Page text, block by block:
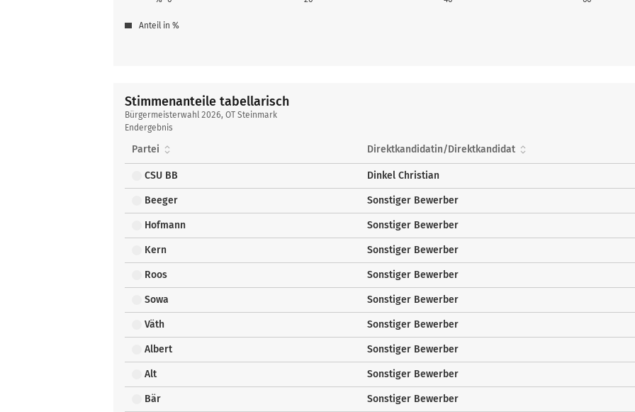
Anteil in %
Stimmenanteile tabellarisch
Stimmenanteile
tabellarisch
Bürgermeisterwahl 2026, OT Steinmark
Endergebnis
Partei Direktkandidatin/Direktkandidat
CSU BB Dinkel Christian
Beeger Sonstiger Bewerber
Hofmann Sonstiger Bewerber
Kern Sonstiger Bewerber
Roos Sonstiger Bewerber
Sowa Sonstiger Bewerber
Väth Sonstiger Bewerber
Albert Sonstiger Bewerber
Alt Sonstiger Bewerber
Bär Sonstiger Bewerber